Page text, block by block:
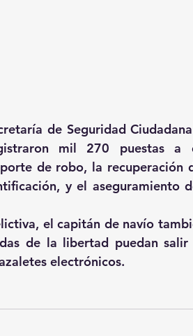
de Seguridad Ciudadana
mil 270 puestas a
de robo, la recuperación
y el aseguramiento
el capitán de navío
de la libertad puedan
electrónicos.